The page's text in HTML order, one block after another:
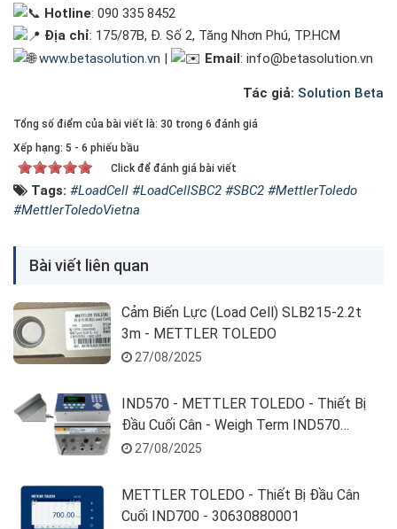
Hotline: 090 335 8452
Địa chỉ: 175/87B, Đ. Số 2, Tăng Nhơn Phú, TP.HCM
www.betasolution.vn | Email: info@betasolution.vn
Tác giả: Solution Beta
Tổng số điểm của bài viết là: 30 trong 6 đánh giá
Xếp hạng: 5 - 6 phiếu bầu
Click để đánh giá bài viết
Tags: #LoadCell #LoadCellSBC2 #SBC2 #MettlerToledo
#MettlerToledoVietna
Bài viết liên quan
Cảm Biến Lực (Load Cell) SLB215-2.2t
3m - METTLER TOLEDO
27/08/2025
IND570 - METTLER TOLEDO - Thiết Bị
Đầu Cuối Cân - Weigh Term IND570
T57000H600000000A0
27/08/2025
METTLER TOLEDO - Thiết Bị Đầu Cân
Cuối IND700 - 30630880001